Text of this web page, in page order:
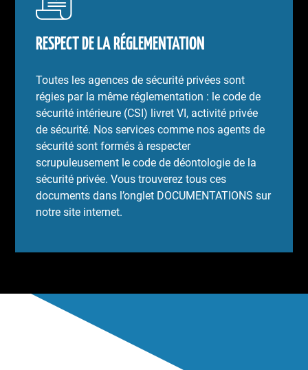
RESPECT DE LA RÉGLEMENTATION
Toutes les agences de sécurité privées sont
régies par la même réglementation : le code de
sécurité intérieure (CSI) livret VI, activité privée
de sécurité. Nos services comme nos agents de
sécurité sont formés à respecter
scrupuleusement le code de déontologie de la
sécurité privée. Vous trouverez tous ces
documents dans l’onglet DOCUMENTATIONS sur
notre site internet.